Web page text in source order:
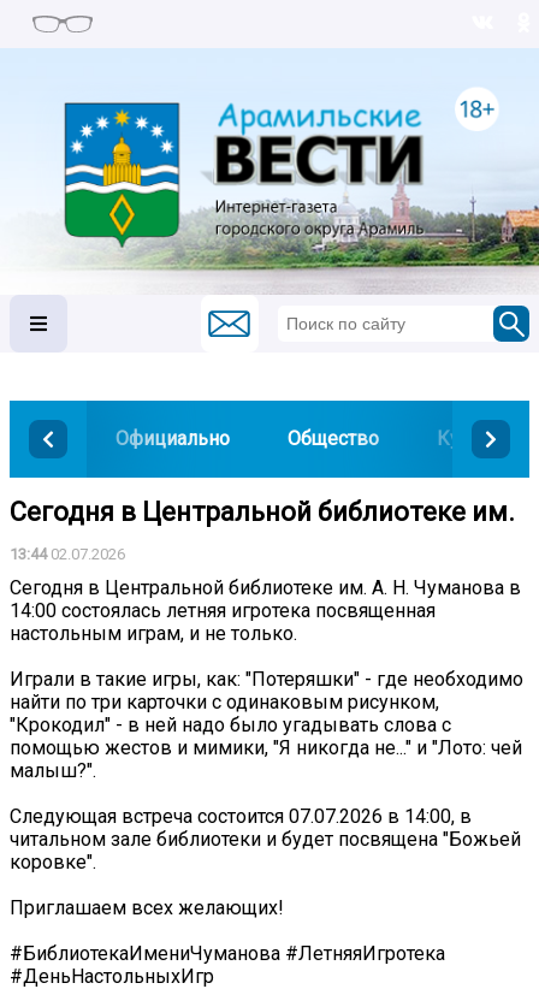
Официально Общество Культура
Сегодня в Центральной библиотеке им.
13:4402.07.2026
Сегодня в Центральной библиотеке им. А. Н. Чуманова в
14:00 состоялась летняя игротека посвященная
настольным играм, и не только.
Играли в такие игры, как: "Потеряшки" - где необходимо
найти по три карточки с одинаковым рисунком,
"Крокодил" - в ней надо было угадывать слова с
помощью жестов и мимики, "Я никогда не..." и "Лото: чей
малыш?".
Следующая встреча состоится 07.07.2026 в 14:00, в
читальном зале библиотеки и будет посвящена "Божьей
коровке".
Приглашаем всех желающих!
#БиблиотекаИмениЧуманова #ЛетняяИгротека
#ДеньНастольныхИгр